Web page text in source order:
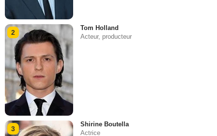
2
Tom Holland
Acteur, producteur
3
Shirine Boutella
Actrice